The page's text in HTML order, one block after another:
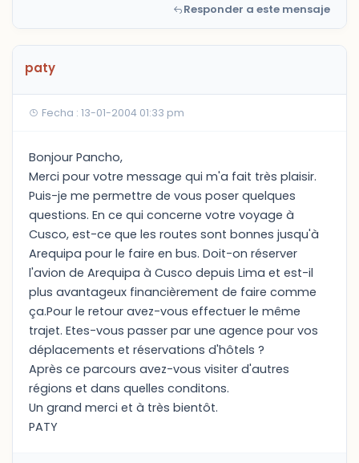
Responder a este mensaje
paty
Fecha : 13-01-2004 01:33 pm
Bonjour Pancho,
Merci pour votre message qui m'a fait très plaisir.
Puis-je me permettre de vous poser quelques
questions. En ce qui concerne votre voyage à
Cusco, est-ce que les routes sont bonnes jusqu'à
Arequipa pour le faire en bus. Doit-on réserver
l'avion de Arequipa à Cusco depuis Lima et est-il
plus avantageux financièrement de faire comme
ça.Pour le retour avez-vous effectuer le même
trajet. Etes-vous passer par une agence pour vos
déplacements et réservations d'hôtels ?
Après ce parcours avez-vous visiter d'autres
régions et dans quelles conditons.
Un grand merci et à très bientôt.
PATY